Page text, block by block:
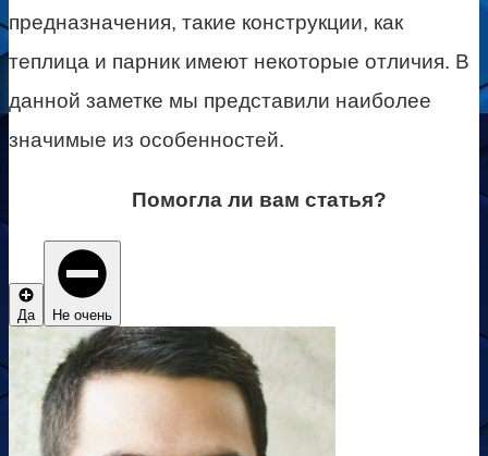
предназначения, такие конструкции, как
теплица и парник имеют некоторые отличия. В
данной заметке мы представили наиболее
значимые из особенностей.
Помогла ли вам статья?
Да Не очень